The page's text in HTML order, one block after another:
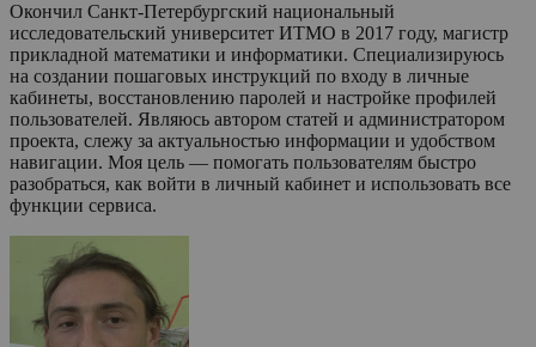
Окончил Санкт-Петербургский национальный
исследовательский университет ИТМО в 2017 году, магистр
прикладной математики и информатики. Специализируюсь
на создании пошаговых инструкций по входу в личные
кабинеты, восстановлению паролей и настройке профилей
пользователей. Являюсь автором статей и администратором
проекта, слежу за актуальностью информации и удобством
навигации. Моя цель — помогать пользователям быстро
разобраться, как войти в личный кабинет и использовать все
функции сервиса.